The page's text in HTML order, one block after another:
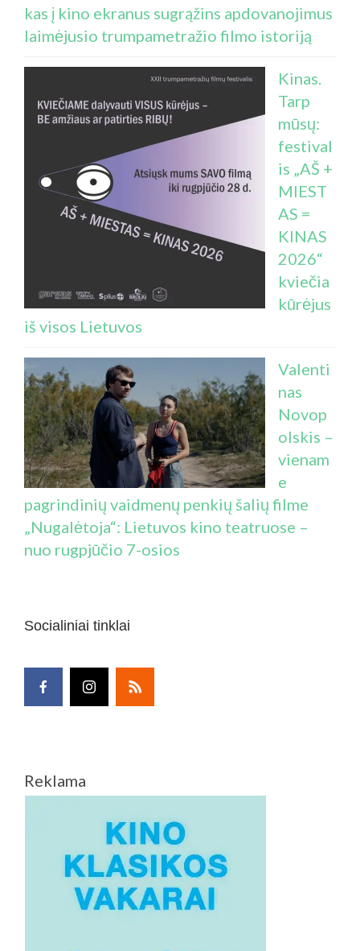
kas į kino ekranus sugrąžins apdovanojimus
laimėjusio trumpametražio filmo istoriją
Kinas.
Tarp
mūsų:
festival
is „AŠ +
MIEST
AS =
KINAS
2026“
kviečia
kūrėjus
iš visos Lietuvos
Valenti
nas
Novop
olskis –
vienam
e
pagrindinių vaidmenų penkių šalių filme
„Nugalėtoja“: Lietuvos kino teatruose –
nuo rugpjūčio 7-osios
Socialiniai tinklai
Reklama